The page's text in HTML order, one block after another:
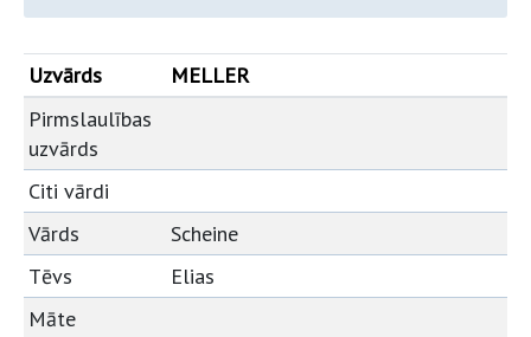
Uzvārds
MELLER
Pirmslaulības
uzvārds
Citi vārdi
Vārds
Scheine
Tēvs
Elias
Māte